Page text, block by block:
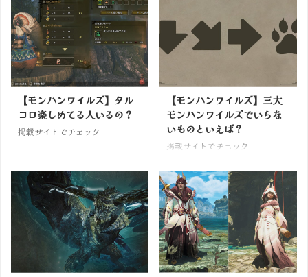
【モンハンワイルズ】タル
コロ楽しめてる人いるの？
掲載サイトでチェック
【モンハンワイルズ】三大
モンハンワイルズでいらな
いものといえば？
掲載サイトでチェック